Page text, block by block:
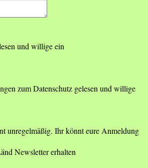
und willige ein
zum Datenschutz gelesen und willige
unregelmäßig. Ihr könnt eure Anmeldung
Newsletter erhalten